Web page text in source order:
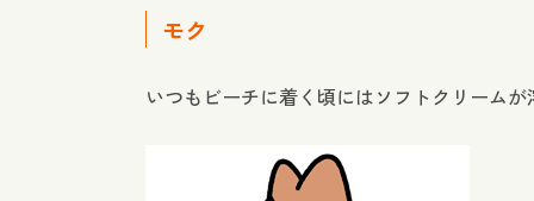
モク
いつもビーチに着く頃にはソフトクリームが